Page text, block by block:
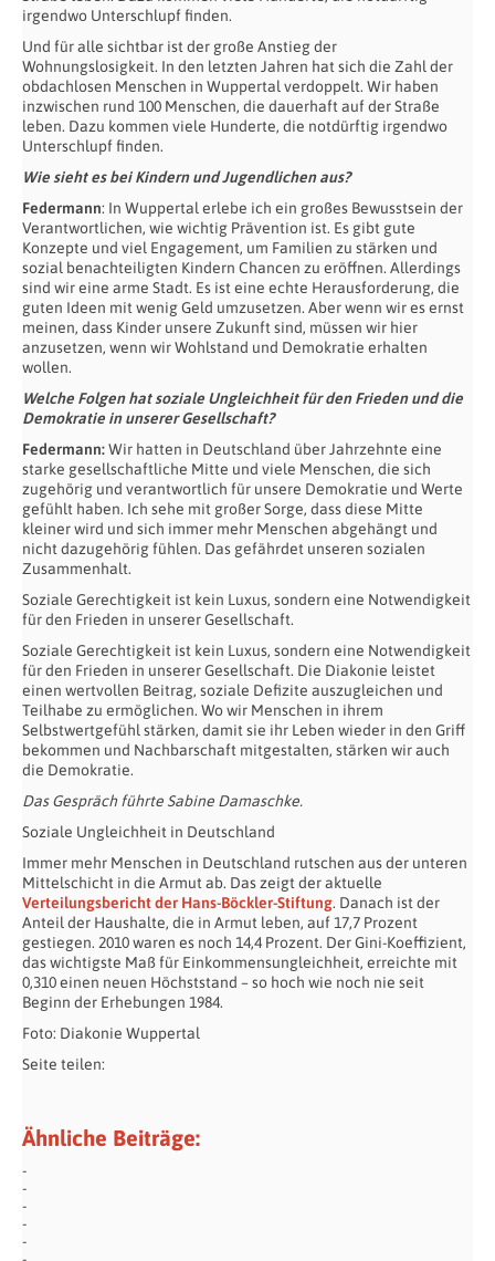
irgendwo Unterschlupf finden.
Und für alle sichtbar ist der große Anstieg der
Wohnungslosigkeit. In den letzten Jahren hat sich die Zahl der
obdachlosen Menschen in Wuppertal verdoppelt. Wir haben
inzwischen rund 100 Menschen, die dauerhaft auf der Straße
leben. Dazu kommen viele Hunderte, die notdürftig irgendwo
Unterschlupf finden.
Wie sieht es bei Kindern und Jugendlichen aus?
Federmann: In Wuppertal erlebe ich ein großes Bewusstsein der
Verantwortlichen, wie wichtig Prävention ist. Es gibt gute
Konzepte und viel Engagement, um Familien zu stärken und
sozial benachteiligten Kindern Chancen zu eröffnen. Allerdings
sind wir eine arme Stadt. Es ist eine echte Herausforderung, die
guten Ideen mit wenig Geld umzusetzen. Aber wenn wir es ernst
meinen, dass Kinder unsere Zukunft sind, müssen wir hier
anzusetzen, wenn wir Wohlstand und Demokratie erhalten
wollen.
Welche Folgen hat soziale Ungleichheit für den Frieden und die
Demokratie in unserer Gesellschaft?
Federmann:Wir hatten in Deutschland über Jahrzehnte eine
starke gesellschaftliche Mitte und viele Menschen, die sich
zugehörig und verantwortlich für unsere Demokratie und Werte
gefühlt haben. Ich sehe mit großer Sorge, dass diese Mitte
kleiner wird und sich immer mehr Menschen abgehängt und
nicht dazugehörig fühlen. Das gefährdet unseren sozialen
Zusammenhalt.
Soziale Gerechtigkeit ist kein Luxus, sondern eine Notwendigkeit
für den Frieden in unserer Gesellschaft.
Soziale Gerechtigkeit ist kein Luxus, sondern eine Notwendigkeit
für den Frieden in unserer Gesellschaft. Die Diakonie leistet
einen wertvollen Beitrag, soziale Defizite auszugleichen und
Teilhabe zu ermöglichen. Wo wir Menschen in ihrem
Selbstwertgefühl stärken, damit sie ihr Leben wieder in den Griff
bekommen und Nachbarschaft mitgestalten, stärken wir auch
die Demokratie.
Das Gespräch führte Sabine Damaschke.
Soziale Ungleichheit in Deutschland
Immer mehr Menschen in Deutschland rutschen aus der unteren
Mittelschicht in die Armut ab. Das zeigt der aktuelle
Verteilungsbericht der Hans-Böckler-Stiftung. Danach ist der
Anteil der Haushalte, die in Armut leben, auf 17,7 Prozent
gestiegen. 2010 waren es noch 14,4 Prozent. Der Gini-Koeffizient,
das wichtigste Maß für Einkommensungleichheit, erreichte mit
0,310 einen neuen Höchststand – so hoch wie noch nie seit
Beginn der Erhebungen 1984.
Foto: Diakonie Wuppertal
Seite teilen:
Ähnliche Beiträge: